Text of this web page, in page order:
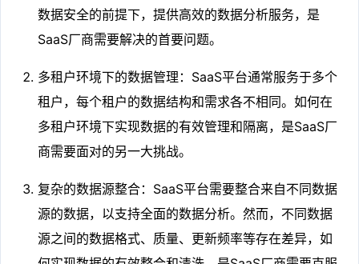
数据安全的前提下，提供高效的数据分析服务，是
SaaS厂商需要解决的首要问题。
多租户环境下的数据管理：SaaS平台通常服务于多个
租户，每个租户的数据结构和需求各不相同。如何在
多租户环境下实现数据的有效管理和隔离，是SaaS厂
商需要面对的另一大挑战。
复杂的数据源整合：SaaS平台需要整合来自不同数据
源的数据，以支持全面的数据分析。然而，不同数据
源之间的数据格式、质量、更新频率等存在差异，如